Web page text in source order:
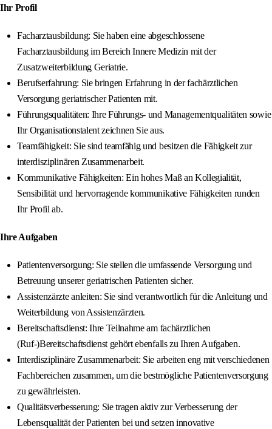
Ihr Profil
Facharztausbildung: Sie haben eine abgeschlossene
Facharztausbildung im Bereich Innere Medizin mit der
Zusatzweiterbildung Geriatrie.
Berufserfahrung: Sie bringen Erfahrung in der fachärztlichen
Versorgung geriatrischer Patienten mit.
Führungsqualitäten: Ihre Führungs- und Managementqualitäten sowie
Ihr Organisationstalent zeichnen Sie aus.
Teamfähigkeit: Sie sind teamfähig und besitzen die Fähigkeit zur
interdisziplinären Zusammenarbeit.
Kommunikative Fähigkeiten: Ein hohes Maß an Kollegialität,
Sensibilität und hervorragende kommunikative Fähigkeiten runden
Ihr Profil ab.
Ihre Aufgaben
Patientenversorgung: Sie stellen die umfassende Versorgung und
Betreuung unserer geriatrischen Patienten sicher.
Assistenzärzte anleiten: Sie sind verantwortlich für die Anleitung und
Weiterbildung von Assistenzärzten.
Bereitschaftsdienst: Ihre Teilnahme am fachärztlichen
(Ruf-)Bereitschaftsdienst gehört ebenfalls zu Ihren Aufgaben.
Interdisziplinäre Zusammenarbeit: Sie arbeiten eng mit verschiedenen
Fachbereichen zusammen, um die bestmögliche Patientenversorgung
zu gewährleisten.
Qualitätsverbesserung: Sie tragen aktiv zur Verbesserung der
Lebensqualität der Patienten bei und setzen innovative